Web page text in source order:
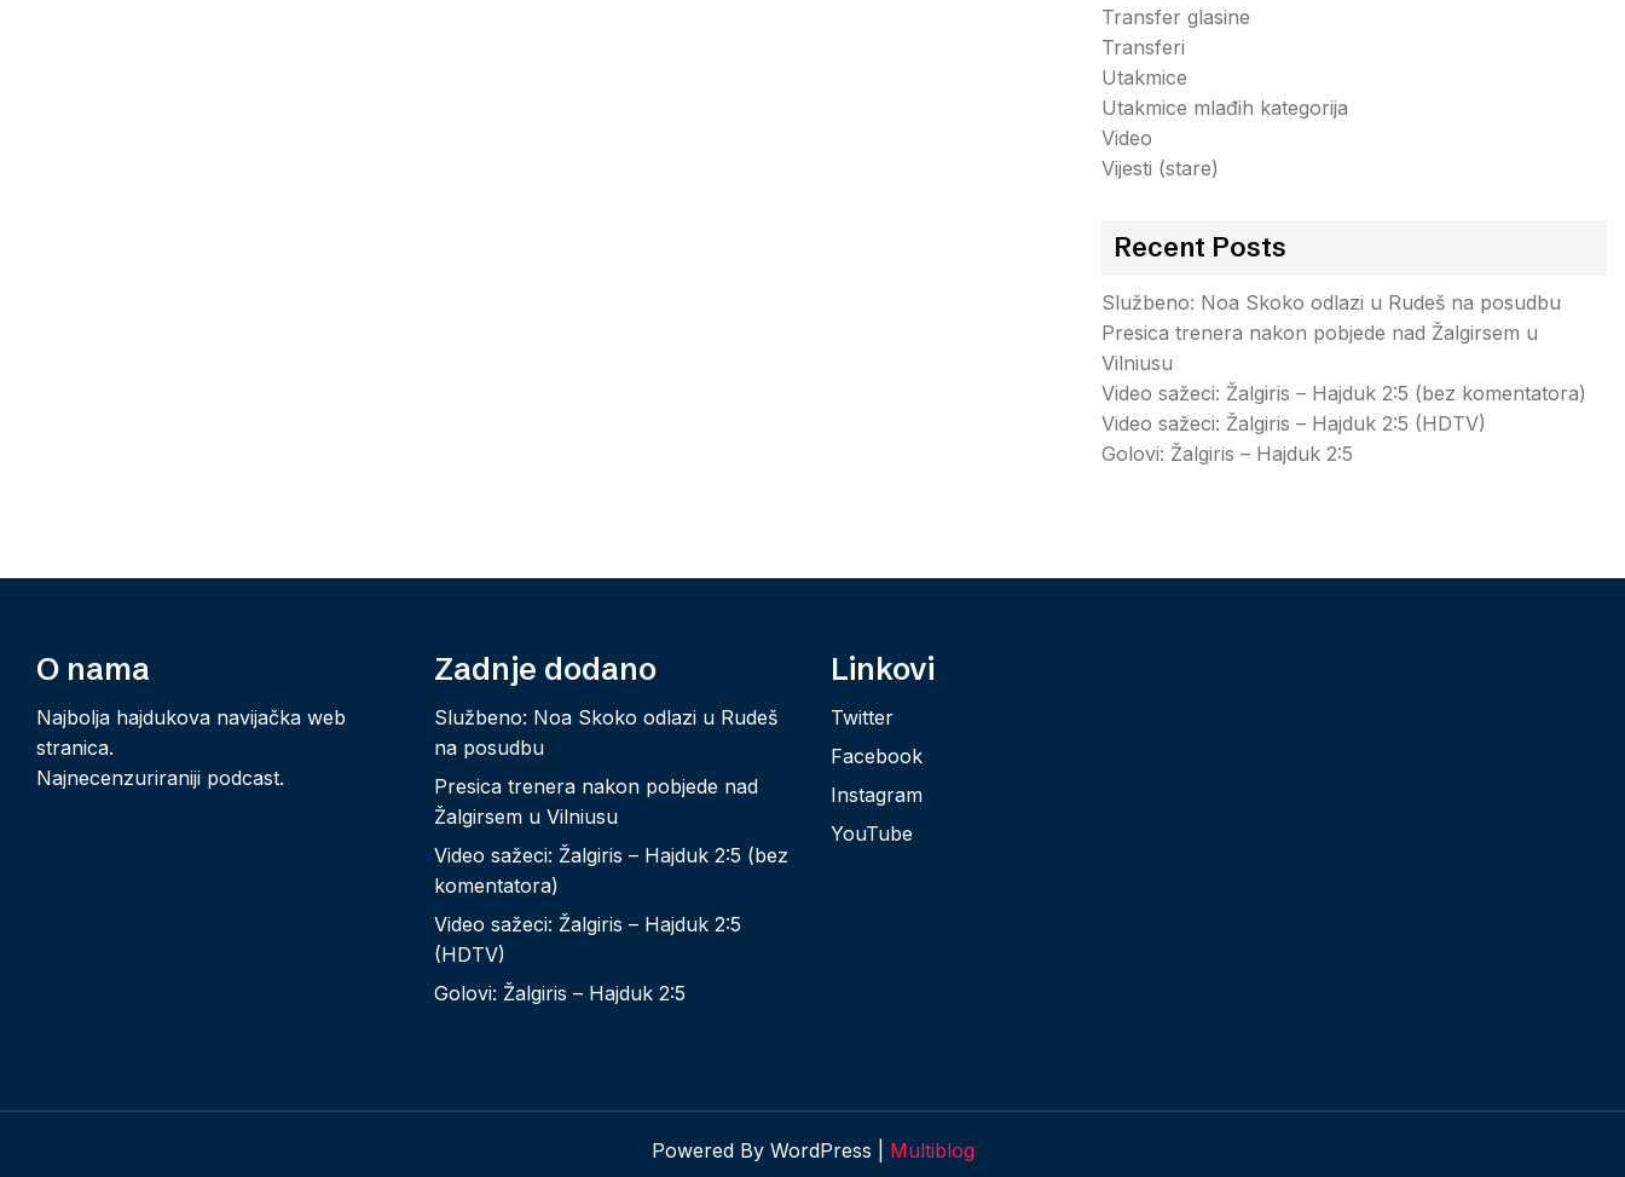
Transfer glasine
Transferi
Utakmice
Utakmice mlađih kategorija
Video
Vijesti (stare)
Recent Posts
Službeno: Noa Skoko odlazi u Rudeš na posudbu
Presica trenera nakon pobjede nad Žalgirsem u
Vilniusu
Video sažeci: Žalgiris – Hajduk 2:5 (bez komentatora)
Video sažeci: Žalgiris – Hajduk 2:5 (HDTV)
Golovi: Žalgiris – Hajduk 2:5
O nama
Najbolja hajdukova navijačka web
stranica.
Najnecenzuriraniji podcast.
Zadnje dodano
Službeno: Noa Skoko odlazi u Rudeš
na posudbu
Presica trenera nakon pobjede nad
Žalgirsem u Vilniusu
Video sažeci: Žalgiris – Hajduk 2:5 (bez
komentatora)
Video sažeci: Žalgiris – Hajduk 2:5
(HDTV)
Golovi: Žalgiris – Hajduk 2:5
Linkovi
Twitter
Facebook
Instagram
YouTube
Powered By WordPress | Multiblog